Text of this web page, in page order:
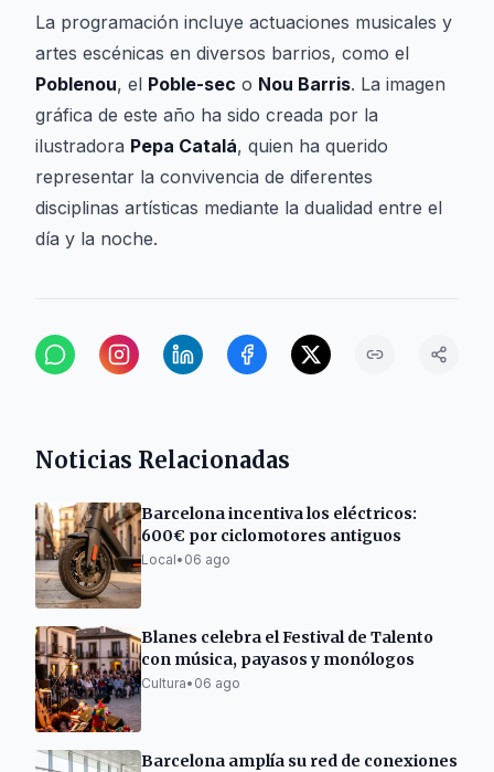
La programación incluye actuaciones musicales y
artes escénicas en diversos barrios, como el
Poblenou, el Poble-sec o Nou Barris. La imagen
gráfica de este año ha sido creada por la
ilustradora Pepa Catalá, quien ha querido
representar la convivencia de diferentes
disciplinas artísticas mediante la dualidad entre el
día y la noche.
Noticias Relacionadas
Barcelona incentiva los eléctricos:
600€ por ciclomotores antiguos
Local• 06 ago
Blanes celebra el Festival de Talento
con música, payasos y monólogos
Cultura• 06 ago
Barcelona amplía su red de conexiones